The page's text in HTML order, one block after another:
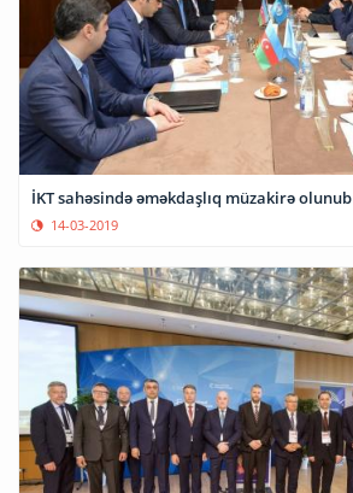
İKT sahəsində əməkdaşlıq müzakirə olunub
14-03-2019